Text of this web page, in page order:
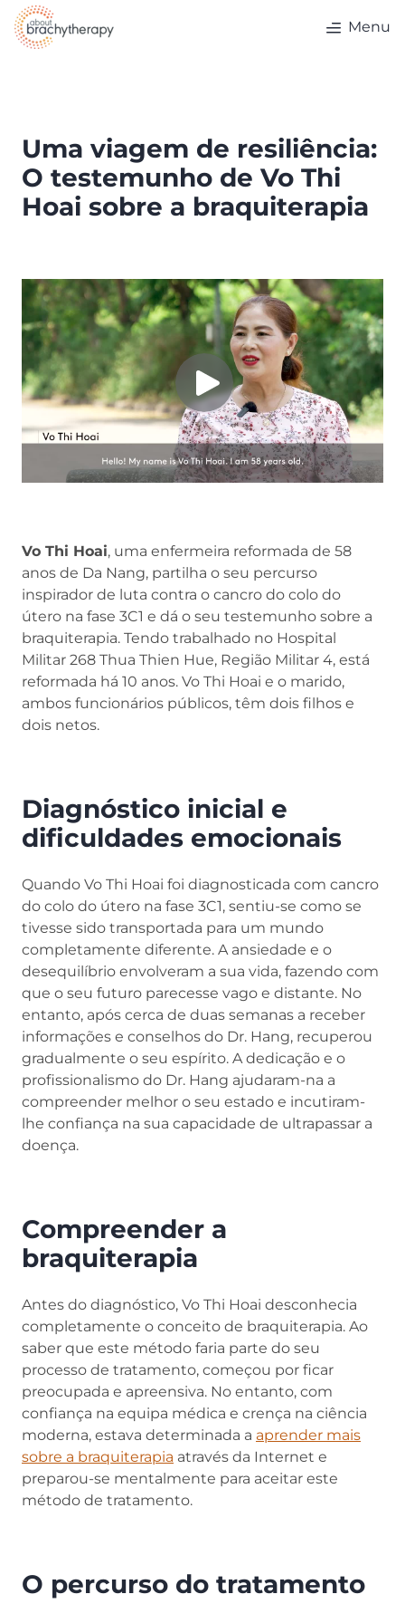
Skip to content
Menu
Uma viagem de resiliência:
O testemunho de Vo Thi
Hoai sobre a braquiterapia
Vo Thi Hoai, uma enfermeira reformada de 58
anos de Da Nang, partilha o seu percurso
inspirador de luta contra o cancro do colo do
útero na fase 3C1 e dá o seu testemunho sobre a
braquiterapia. Tendo trabalhado no Hospital
Militar 268 Thua Thien Hue, Região Militar 4, está
reformada há 10 anos. Vo Thi Hoai e o marido,
ambos funcionários públicos, têm dois filhos e
dois netos.
Diagnóstico inicial e
dificuldades emocionais
Quando Vo Thi Hoai foi diagnosticada com cancro
do colo do útero na fase 3C1, sentiu-se como se
tivesse sido transportada para um mundo
completamente diferente. A ansiedade e o
desequilíbrio envolveram a sua vida, fazendo com
que o seu futuro parecesse vago e distante. No
entanto, após cerca de duas semanas a receber
informações e conselhos do Dr. Hang, recuperou
gradualmente o seu espírito. A dedicação e o
profissionalismo do Dr. Hang ajudaram-na a
compreender melhor o seu estado e incutiram-
lhe confiança na sua capacidade de ultrapassar a
doença.
Compreender a
braquiterapia
Antes do diagnóstico, Vo Thi Hoai desconhecia
completamente o conceito de braquiterapia. Ao
saber que este método faria parte do seu
processo de tratamento, começou por ficar
preocupada e apreensiva. No entanto, com
confiança na equipa médica e crença na ciência
moderna, estava determinada a aprender mais
sobre a braquiterapia através da Internet e
preparou-se mentalmente para aceitar este
método de tratamento.
O percurso do tratamento